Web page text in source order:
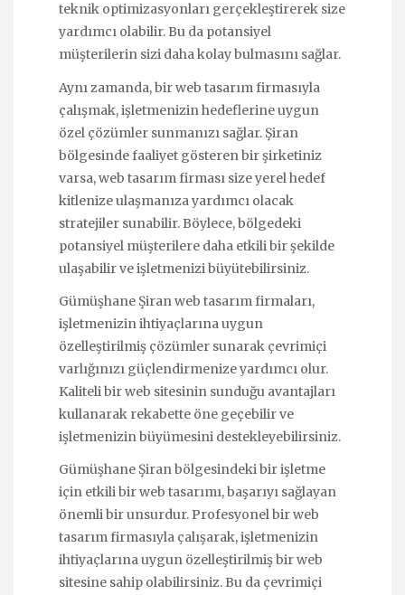
teknik optimizasyonları gerçekleştirerek size
yardımcı olabilir. Bu da potansiyel
müşterilerin sizi daha kolay bulmasını sağlar.
Aynı zamanda, bir web tasarım firmasıyla
çalışmak, işletmenizin hedeflerine uygun
özel çözümler sunmanızı sağlar. Şiran
bölgesinde faaliyet gösteren bir şirketiniz
varsa, web tasarım firması size yerel hedef
kitlenize ulaşmanıza yardımcı olacak
stratejiler sunabilir. Böylece, bölgedeki
potansiyel müşterilere daha etkili bir şekilde
ulaşabilir ve işletmenizi büyütebilirsiniz.
Gümüşhane Şiran web tasarım firmaları,
işletmenizin ihtiyaçlarına uygun
özelleştirilmiş çözümler sunarak çevrimiçi
varlığınızı güçlendirmenize yardımcı olur.
Kaliteli bir web sitesinin sunduğu avantajları
kullanarak rekabette öne geçebilir ve
işletmenizin büyümesini destekleyebilirsiniz.
Gümüşhane Şiran bölgesindeki bir işletme
için etkili bir web tasarımı, başarıyı sağlayan
önemli bir unsurdur. Profesyonel bir web
tasarım firmasıyla çalışarak, işletmenizin
ihtiyaçlarına uygun özelleştirilmiş bir web
sitesine sahip olabilirsiniz. Bu da çevrimiçi